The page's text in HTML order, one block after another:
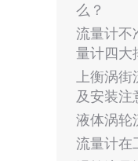
么？
流量计不
量计四大
上衡涡街
及安装注
液体涡轮
流量计在